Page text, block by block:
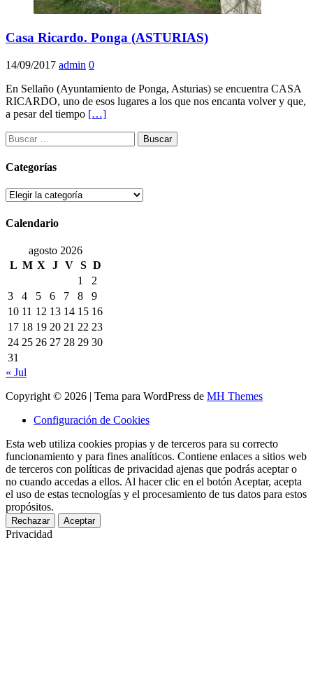
Casa Ricardo. Ponga (ASTURIAS)
14/09/2017 admin 0
En Sellaño (Ayuntamiento de Ponga, Asturias) se encuentra CASA
RICARDO, uno de esos lugares a los que nos encanta volver y que,
a pesar del tiempo […]
Buscar:
Categorías
Categorías
Calendario
agosto 2026
L M X J V S D
1
2
3
4 5 6 7 8
9
10 11 12 13 14 15 16
17 18 19 20 21 22 23
24 25 26 27 28 29 30
31
« Jul
Copyright © 2026 | Tema para WordPress de MH Themes
Configuración de Cookies
Esta web utiliza cookies propias y de terceros para su correcto
funcionamiento y para fines analíticos. Contiene enlaces a sitios web
de terceros con políticas de privacidad ajenas que podrás aceptar o
no cuando accedas a ellos. Al hacer clic en el botón Aceptar, acepta
el uso de estas tecnologías y el procesamiento de tus datos para estos
propósitos.
Rechazar Aceptar
Privacidad